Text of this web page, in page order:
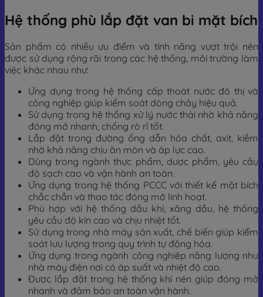
Hệ thống phù lắp đặt van bi mặt bích
Sản phẩm có nhiều ưu điểm và tính năng vượt trội nên
được sử dụng rộng rãi trong các hệ thống, môi trường làm
việc khác nhau như:
Ứng dụng trong hệ thống cấp thoát nước đô thị và
công nghiệp giúp kiểm soát dòng chảy hiệu quả.
Sử dụng trong hệ thống xử lý nước thải nhờ khả năng
đóng mở nhanh, chống rò rỉ tốt.
Lắp đặt trong đường ống dẫn hóa chất, axit, kiềm
nhờ khả năng chịu ăn mòn và áp lực cao.
Dùng trong ngành thực phẩm, dược phẩm, yêu cầu
độ sạch cao và vận hành an toàn.
Ứng dụng trong hệ thống PCCC với thiết kế mặt bích
chắc chắn và thao tác đóng mở linh hoạt.
Phù hợp với hệ thống dầu khí, xăng dầu, hệ thống
yêu cầu độ kín cao và chịu nhiệt tốt.
Sử dụng trong nhà máy sản xuất, chế biến giúp kiểm
soát lưu lượng trong quy trình tự động hóa.
Ứng dụng trong ngành công nghiệp năng lượng như
nhà máy điện nơi có áp suất và nhiệt độ cao.
Được lắp đặt trong hệ thống khí nén giúp đóng mở
nhanh và đảm bảo an toàn vận hành.